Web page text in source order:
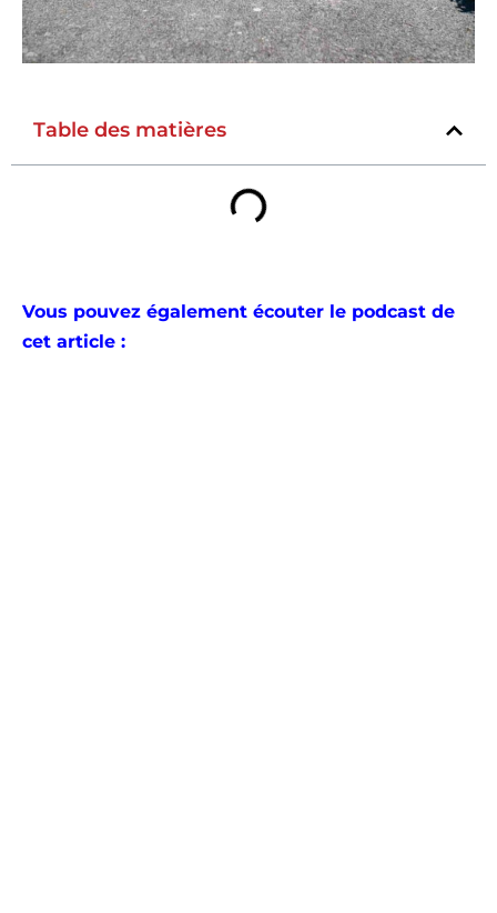
Table des matières
Vous pouvez également écouter le podcast de
cet article :